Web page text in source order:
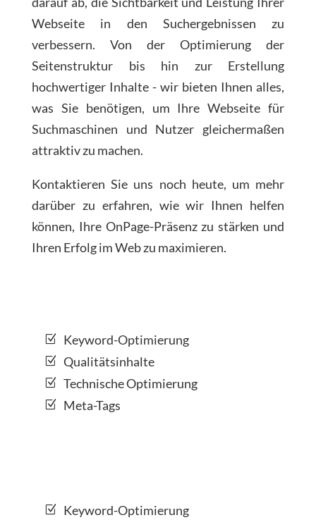
Webseite in den Suchergebnissen zu
verbessern. Von der Optimierung der
Seitenstruktur bis hin zur Erstellung
hochwertiger Inhalte - wir bieten Ihnen alles,
was Sie benötigen, um Ihre Webseite für
Suchmaschinen und Nutzer gleichermaßen
attraktiv zu machen.
Kontaktieren Sie uns noch heute, um mehr
darüber zu erfahren, wie wir Ihnen helfen
können, Ihre OnPage-Präsenz zu stärken und
Ihren Erfolg im Web zu maximieren.
Keyword-Optimierung
Qualitätsinhalte
Technische Optimierung
Meta-Tags
Keyword-Optimierung